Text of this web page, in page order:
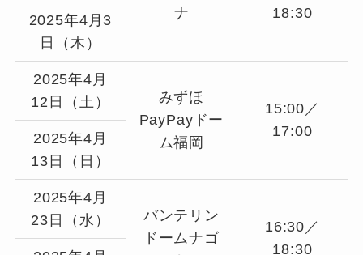
ナ
18:30
2025年4月3
日（木）
2025年4月
12日（土）
みずほ
PayPayドー
ム福岡
15:00／
17:00
2025年4月
13日（日）
2025年4月
23日（水）
バンテリン
ドームナゴ
16:30／
18:30